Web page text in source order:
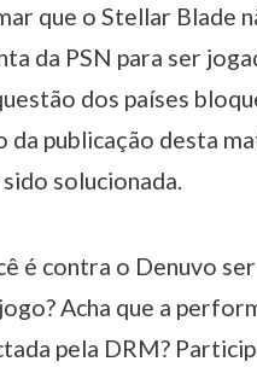
que o Stellar Blade
da PSN para ser
dos países
da publicação desta
solucionada.
é contra o Denuvo ser
Acha que a
pela DRM?